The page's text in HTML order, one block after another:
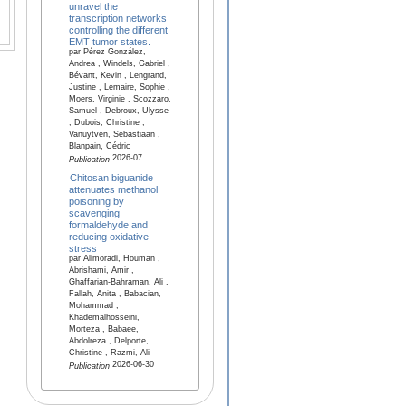
unravel the
transcription networks
controlling the different
EMT tumor states.
par Pérez González,
Andrea , Windels, Gabriel ,
Bévant, Kevin , Lengrand,
Justine , Lemaire, Sophie ,
Moers, Virginie , Scozzaro,
Samuel , Debroux, Ulysse
, Dubois, Christine ,
Vanuytven, Sebastiaan ,
Blanpain, Cédric
Publication2026-07
Chitosan biguanide
attenuates methanol
poisoning by
scavenging
formaldehyde and
reducing oxidative
stress
par Alimoradi, Houman ,
Abrishami, Amir ,
Ghaffarian-Bahraman, Ali ,
Fallah, Anita , Babacian,
Mohammad ,
Khademalhosseini,
Morteza , Babaee,
Abdolreza , Delporte,
Christine , Razmi, Ali
Publication2026-06-30